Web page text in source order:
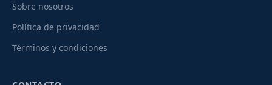
Sobre nosotros
Política de privacidad
Términos y condiciones